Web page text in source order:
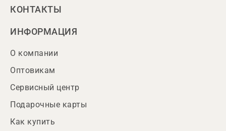
КОНТАКТЫ
ИНФОРМАЦИЯ
О компании
Оптовикам
Сервисный центр
Подарочные карты
Как купить